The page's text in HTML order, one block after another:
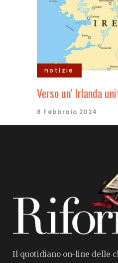
notizie
Verso un’ Irlanda
8 Febbraio 2024
Il quotidiano on-line delle